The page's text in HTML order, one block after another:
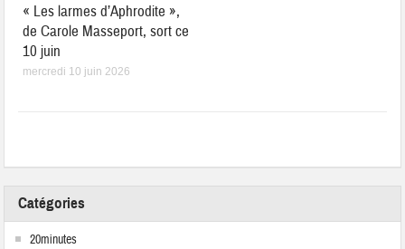
« Les larmes d’Aphrodite »,
de Carole Masseport, sort ce
10 juin
mercredi 10 juin 2026
Catégories
20minutes